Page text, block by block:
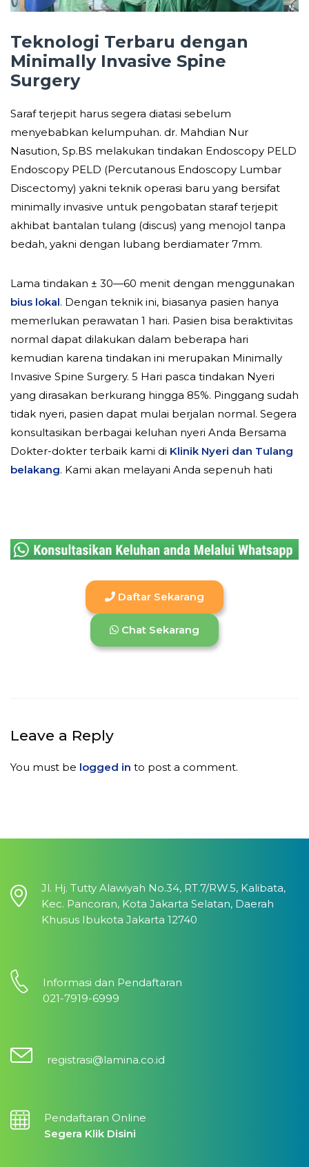
Teknologi Terbaru dengan
Minimally Invasive Spine
Surgery
Saraf terjepit harus segera diatasi sebelum
menyebabkan kelumpuhan. dr. Mahdian Nur
Nasution, Sp.BS melakukan tindakan Endoscopy PELD
Endoscopy PELD (Percutanous Endoscopy Lumbar
Discectomy) yakni teknik operasi baru yang bersifat
minimally invasive untuk pengobatan staraf terjepit
akhibat bantalan tulang (discus) yang menojol tanpa
bedah, yakni dengan lubang berdiamater 7mm.
Lama tindakan ± 30—60 menit dengan menggunakan
bius lokal. Dengan teknik ini, biasanya pasien hanya
memerlukan perawatan 1 hari. Pasien bisa beraktivitas
normal dapat dilakukan dalam beberapa hari
kemudian karena tindakan ini merupakan Minimally
Invasive Spine Surgery. 5 Hari pasca tindakan Nyeri
yang dirasakan berkurang hingga 85%. Pinggang sudah
tidak nyeri, pasien dapat mulai berjalan normal. Segera
konsultasikan berbagai keluhan nyeri Anda Bersama
Dokter-dokter terbaik kami di Klinik Nyeri dan Tulang
belakang. Kami akan melayani Anda sepenuh hati
Daftar Sekarang
Chat Sekarang
Leave a Reply
You must be logged in to post a comment.
Jl. Hj. Tutty Alawiyah No.34, RT.7/RW.5, Kalibata,
Kec. Pancoran, Kota Jakarta Selatan, Daerah
Khusus Ibukota Jakarta 12740
Informasi dan Pendaftaran
021-7919-6999
registrasi@lamina.co.id
Pendaftaran Online
Segera Klik Disini